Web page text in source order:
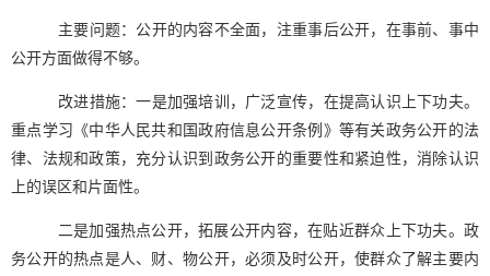
主要问题：公开的内容不全面，注重事后公开，在事前、事中
公开方面做得不够。
改进措施：一是加强培训，广泛宣传，在提高认识上下功夫。
重点学习《中华人民共和国政府信息公开条例》等有关政务公开的法
律、法规和政策，充分认识到政务公开的重要性和紧迫性，消除认识
上的误区和片面性。
二是加强热点公开，拓展公开内容，在贴近群众上下功夫。政
务公开的热点是人、财、物公开，必须及时公开，使群众了解主要内